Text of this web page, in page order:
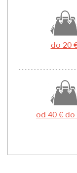
do 20
od 40 € do